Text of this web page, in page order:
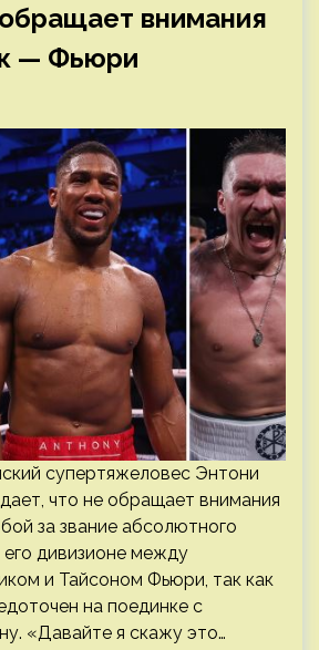
внимания
— Фьюри
супертяжеловес Энтони
что не обращает внимания
за звание абсолютного
дивизионе между
и Тайсоном Фьюри, так как
на поединке с
«Давайте я скажу это…